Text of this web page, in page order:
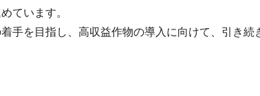
ています。
手を目指し、高収益作物の導入に向けて、引き続